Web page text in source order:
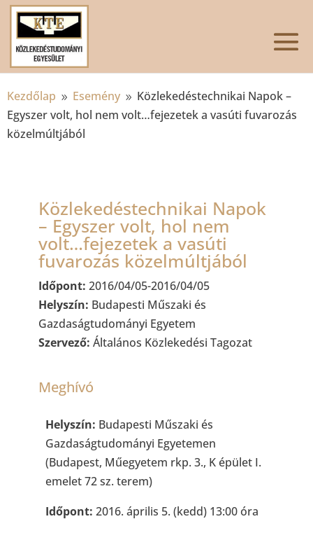
Kezdőlap 9 Esemény 9 Közlekedéstechnikai Napok –
Egyszer volt, hol nem volt…fejezetek a vasúti fuvarozás
közelmúltjából
Közlekedéstechnikai Napok
– Egyszer volt, hol nem
volt…fejezetek a vasúti
fuvarozás közelmúltjából
Időpont: 2016/04/05-2016/04/05
Helyszín: Budapesti Műszaki és
Gazdaságtudományi Egyetem
Szervező: Általános Közlekedési Tagozat
Meghívó
Helyszín: Budapesti Műszaki és
Gazdaságtudományi Egyetemen
(Budapest, Műegyetem rkp. 3., K épület I.
emelet 72 sz. terem)
Időpont: 2016. április 5. (kedd) 13:00 óra